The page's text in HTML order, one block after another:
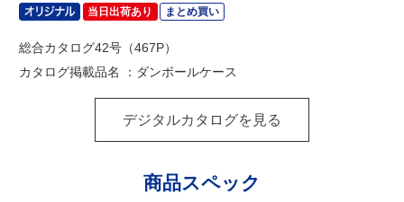
当日出荷あり まとめ買い
総合カタログ42号（467P）
カタログ掲載品名 ：ダンボールケース
デジタルカタログを見る
商品スペック